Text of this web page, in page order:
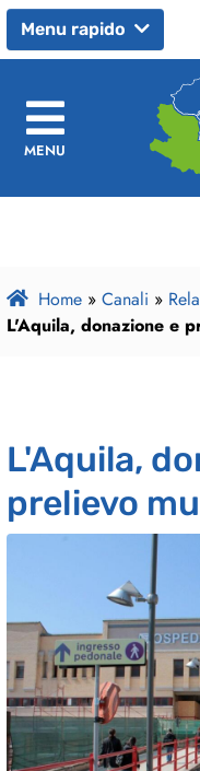
Menu rapido
MENU
Home » Canali »
L'Aquila, donazione e
L'Aquila,
prelievo